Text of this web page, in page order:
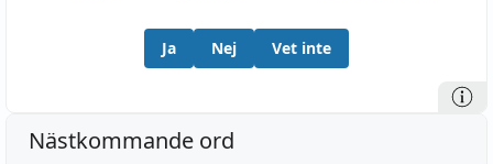
Ja Nej Vet inte
Nästkommande ord